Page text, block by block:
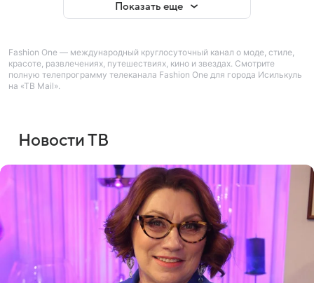
Показать еще
Fashion One — международный круглосуточный канал о моде, стиле,
красоте, развлечениях, путешествиях, кино и звездах. Смотрите
полную телепрограмму телеканала Fashion One для города Исилькуль
на «ТВ Mail».
Новости ТВ